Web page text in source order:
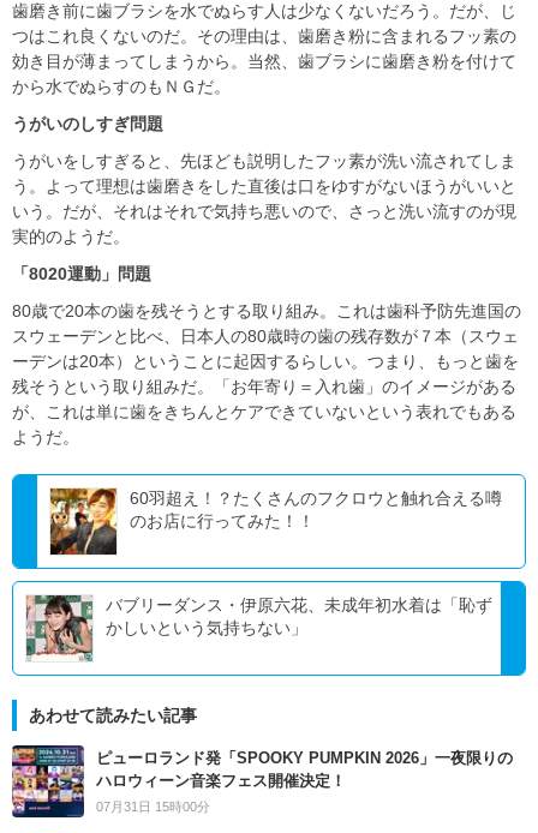
歯磨き前に歯ブラシを水でぬらす人は少なくないだろう。だが、じ
つはこれ良くないのだ。その理由は、歯磨き粉に含まれるフッ素の
効き目が薄まってしまうから。当然、歯ブラシに歯磨き粉を付けて
から水でぬらすのもＮＧだ。
うがいのしすぎ問題
うがいをしすぎると、先ほども説明したフッ素が洗い流されてしま
う。よって理想は歯磨きをした直後は口をゆすがないほうがいいと
いう。だが、それはそれで気持ち悪いので、さっと洗い流すのが現
実的のようだ。
「8020運動」問題
80歳で20本の歯を残そうとする取り組み。これは歯科予防先進国の
スウェーデンと比べ、日本人の80歳時の歯の残存数が７本（スウェ
ーデンは20本）ということに起因するらしい。つまり、もっと歯を
残そうという取り組みだ。「お年寄り＝入れ歯」のイメージがある
が、これは単に歯をきちんとケアできていないという表れでもある
ようだ。
60羽超え！？たくさんのフクロウと触れ合える噂
のお店に行ってみた！！
バブリーダンス・伊原六花、未成年初水着は「恥ず
かしいという気持ちない」
あわせて読みたい記事
ピューロランド発「SPOOKY PUMPKIN 2026」一夜限りの
ハロウィーン音楽フェス開催決定！
07月31日 15時00分